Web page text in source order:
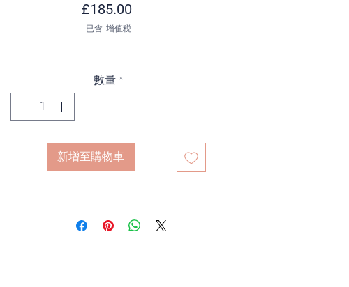
£185.00價格
已含 增值税
數量 *
新增至購物車